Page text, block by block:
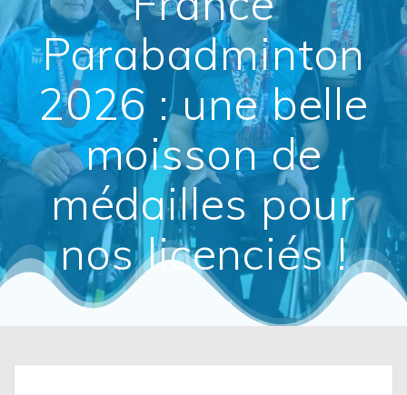
Parabadminton
2026 : une belle
moisson de
médailles pour
nos licenciés !